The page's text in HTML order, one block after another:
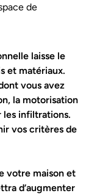
de
laisse le
et matériaux.
vous avez
la motorisation
les infiltrations.
vos critères de
votre maison et
d’augmenter